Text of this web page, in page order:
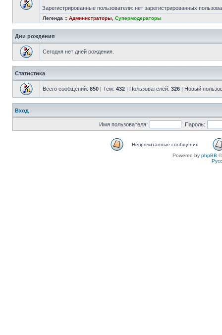
Зарегистрированные пользователи: нет зарегистрированных
Легенда :: Администраторы Супермодераторы
Дни рождения
Сегодня нет дней рождения.
Статистика
Всего сообщений: 850 | Тем: 432 | Пользователей: 326 | Новый
Вход
Имя пользователя: Пароль:
Непрочитанные сообщения
Powered by phpBB